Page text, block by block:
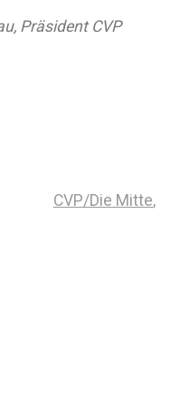
Präsident CVP
CVP/Die Mitte,